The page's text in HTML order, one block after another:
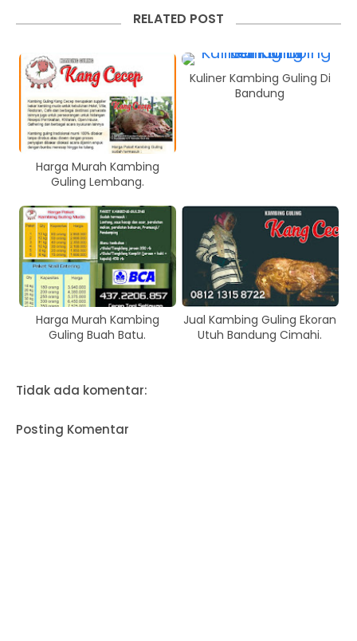
RELATED POST
Harga Murah Kambing
Guling Lembang.
Kuliner Kambing Guling Di
Bandung
Harga Murah Kambing
Guling Buah Batu.
Jual Kambing Guling Ekoran
Utuh Bandung Cimahi.
Tidak ada komentar:
Posting Komentar